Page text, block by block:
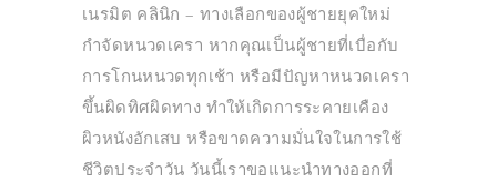
เนรมิต คลินิก – ทางเลือกของผู้ชายยุคใหม่
กำจัดหนวดเครา หากคุณเป็นผู้ชายที่เบื่อกับ
การโกนหนวดทุกเช้า หรือมีปัญหาหนวดเครา
ขึ้นผิดทิศผิดทาง ทำให้เกิดการระคายเคือง
ผิวหนังอักเสบ หรือขาดความมั่นใจในการใช้
ชีวิตประจำวัน วันนี้เราขอแนะนำทางออกที่